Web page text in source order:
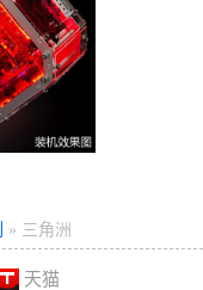
» 三角洲
天猫